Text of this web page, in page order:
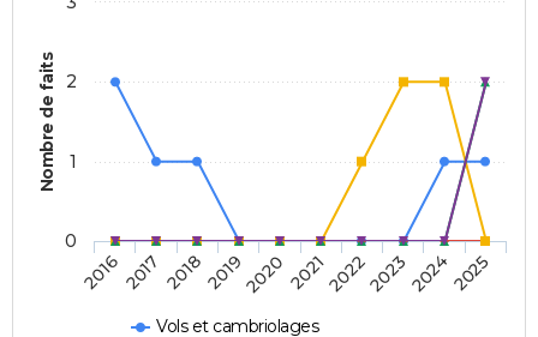
Nombre de faits
Vols et cambriolages
20162017 20182019202020212022202320242025
0
1
2